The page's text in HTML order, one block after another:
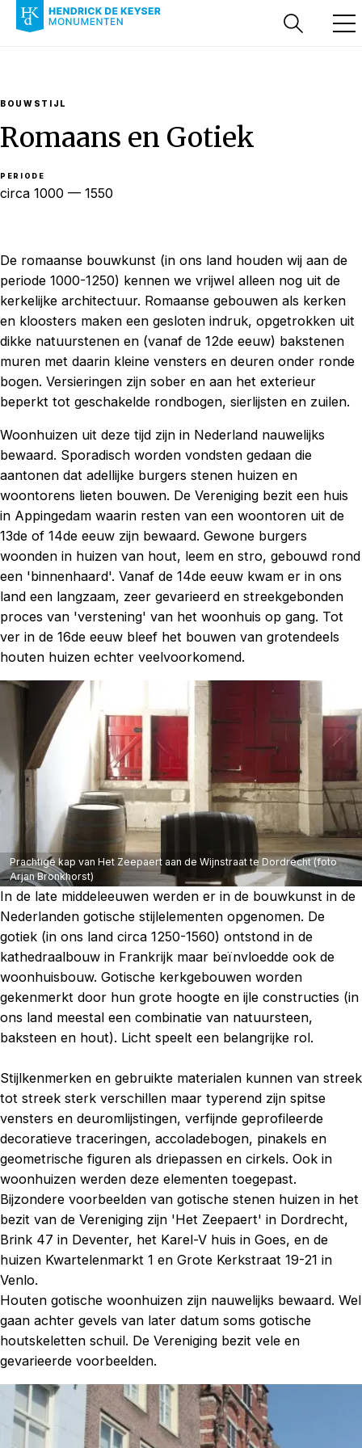
BOUWSTIJL
Romaans en Gotiek
PERIODE
circa 1000 — 1550
De romaanse bouwkunst (in ons land houden wij aan de
periode 1000-1250) kennen we vrijwel alleen nog uit de
kerkelijke architectuur. Romaanse gebouwen als kerken
en kloosters maken een gesloten indruk, opgetrokken uit
dikke natuurstenen en (vanaf de 12de eeuw) bakstenen
muren met daarin kleine vensters en deuren onder ronde
bogen. Versieringen zijn sober en aan het exterieur
beperkt tot geschakelde rondbogen, sierlijsten en zuilen.
Prachtige kap van Het Zeepaert aan de Wijnstraat te Dordrecht (foto
Arjan Bronkhorst)
Woonhuizen uit deze tijd zijn in Nederland nauwelijks
bewaard. Sporadisch worden vondsten gedaan die
aantonen dat adellijke burgers stenen huizen en
woontorens lieten bouwen. De Vereniging bezit een huis
in Appingedam waarin resten van een woontoren uit de
13de of 14de eeuw zijn bewaard. Gewone burgers
woonden in huizen van hout, leem en stro, gebouwd rond
een 'binnenhaard'. Vanaf de 14de eeuw kwam er in ons
land een langzaam, zeer gevarieerd en streekgebonden
proces van 'verstening' van het woonhuis op gang. Tot
ver in de 16de eeuw bleef het bouwen van grotendeels
houten huizen echter veelvoorkomend.
In de late middeleeuwen werden er in de bouwkunst in de
Nederlanden gotische stijlelementen opgenomen. De
gotiek (in ons land circa 1250-1560) ontstond in de
kathedraalbouw in Frankrijk maar beïnvloedde ook de
woonhuisbouw. Gotische kerkgebouwen worden
gekenmerkt door hun grote hoogte en ijle constructies (in
ons land meestal een combinatie van natuursteen,
baksteen en hout). Licht speelt een belangrijke rol.
Stijlkenmerken en gebruikte materialen kunnen van streek
tot streek sterk verschillen maar typerend zijn spitse
vensters en deuromlijstingen, verfijnde geprofileerde
decoratieve traceringen, accoladebogen, pinakels en
geometrische figuren als driepassen en cirkels. Ook in
woonhuizen werden deze elementen toegepast.
Bijzondere voorbeelden van gotische stenen huizen in het
bezit van de Vereniging zijn 'Het Zeepaert' in Dordrecht,
Brink 47 in Deventer, het Karel-V huis in Goes, en de
huizen Kwartelenmarkt 1 en Grote Kerkstraat 19-21 in
Venlo.
Houten gotische woonhuizen zijn nauwelijks bewaard. Wel
gaan achter gevels van later datum soms gotische
houtskeletten schuil. De Vereniging bezit vele en
gevarieerde voorbeelden.